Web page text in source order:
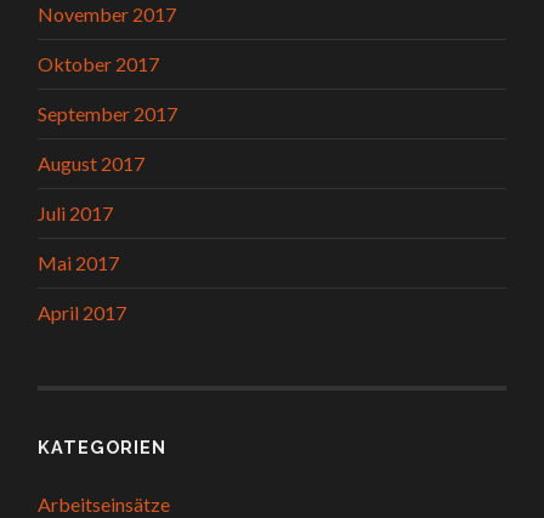
November 2017
Oktober 2017
September 2017
August 2017
Juli 2017
Mai 2017
April 2017
KATEGORIEN
Arbeitseinsätze